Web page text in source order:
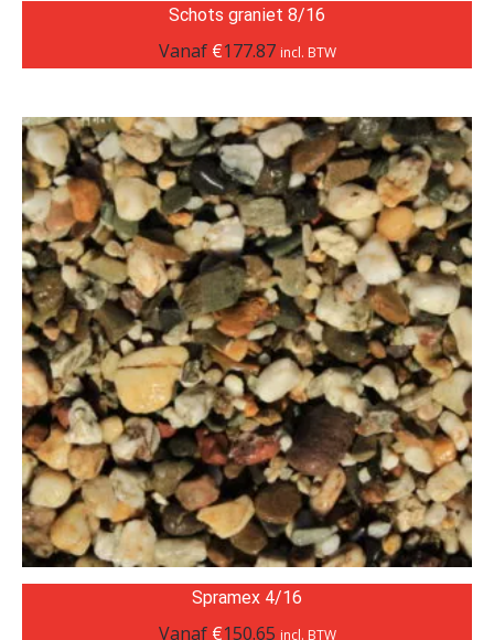
Schots graniet 8/16
Vanaf €177.87 incl. BTW
Spramex 4/16
Vanaf €150.65 incl. BTW